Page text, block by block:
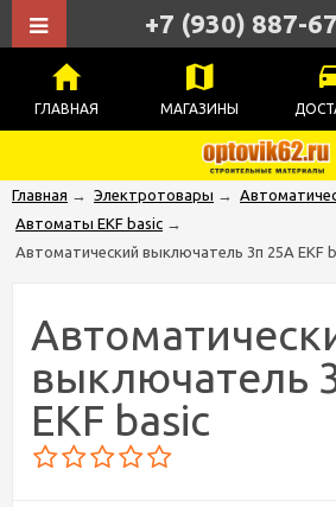
ГЛАВНАЯ МАГАЗИНЫ
+7 (930) 887-
Главная → Электротовары →
Автоматы EKF basic →
Автоматический выключатель 3п 25А EKF
выключатель
EKF basic